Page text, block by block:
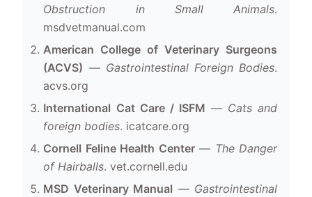
Obstruction in Small Animals.
msdvetmanual.com
American College of Veterinary Surgeons
(ACVS) — Gastrointestinal Foreign Bodies.
acvs.org
International Cat Care / ISFM — Cats and
foreign bodies. icatcare.org
Cornell Feline Health Center— The Danger
of Hairballs. vet.cornell.edu
MSD Veterinary Manual — Gastrointestinal